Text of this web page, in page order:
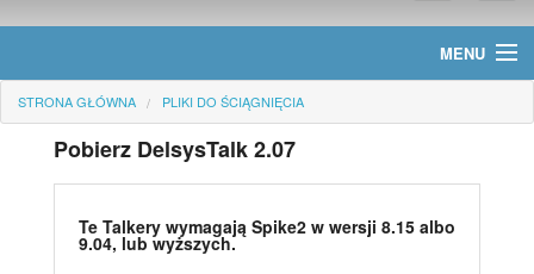
MENU
Strona główna
Informacje
STRONA GŁÓWNA PLIKI DO ŚCIĄGNIĘCIA
Pobierz DelsysTalk 2.07
Te Talkery wymagają Spike2 w wersji 8.15 albo
9.04, lub wyższych.